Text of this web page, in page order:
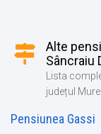
Alte
Sâncraiu
Lista
județul
Pensiunea Gassi